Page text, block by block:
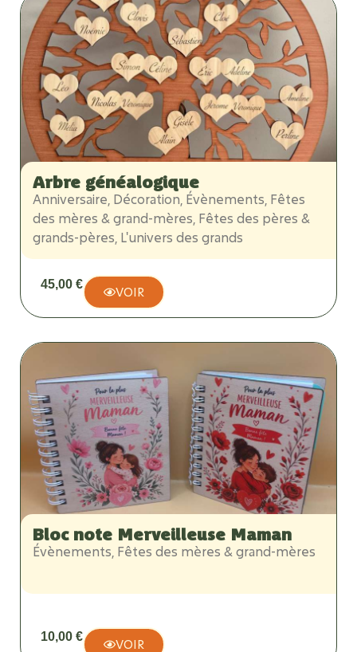
Arbre généalogique
Anniversaire Décoration Évènements Fêtes
des mères & grand-mères Fêtes des pères &
grands-pères L'univers des grands
45,00 € VOIR
Bloc note Merveilleuse Maman
Évènements Fêtes des mères & grand-mères
10,00 € VOIR